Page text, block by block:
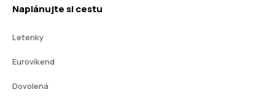
Naplánujte si cestu
Letenky
Eurovíkend
Dovolená